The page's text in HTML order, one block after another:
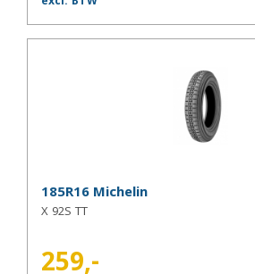
185R16 Michelin
X 92S TT
259,-